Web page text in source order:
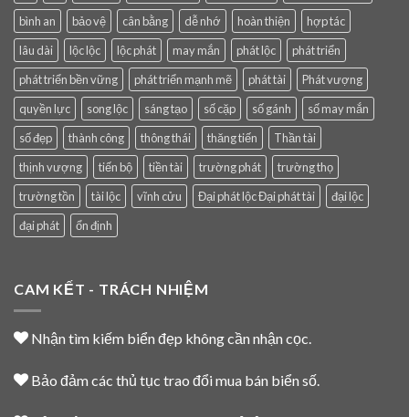
bình an
bảo vệ cân bằng dễ nhớ hoàn thiện
hợp tác
lâu dài
lộc lộc lộc phát may mắn phát lộc
phát triển
phát triển bền vững
phát triển mạnh mẽ phát tài
Phát vượng
quyền lực
song lộc sáng tạo số cặp số gánh
số may mắn
số đẹp
thành công thông thái thăng tiến
Thần tài
thịnh vượng
tiến bộ tiền tài trường phát
trường thọ
trường tồn
tài lộc vĩnh cửu Đại phát lộc Đại phát tài
đại lộc
đại phát
ổn định
CAM KẾT - TRÁCH NHIỆM
Nhận tìm kiếm biển đẹp không cần nhận cọc.
Bảo đảm các thủ tục trao đổi mua bán biển số.